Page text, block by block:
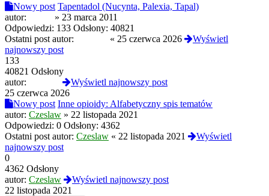
Nowy post Tapentadol (Nucynta, Palexia, Tapal)
autor:
» 23 marca 2011
Odpowiedzi: 133 Odsłony: 40821
Ostatni post autor:
« 25 czerwca 2026
Wyświetl
najnowszy post
133
40821 Odsłony
autor:
Wyświetl najnowszy post
25 czerwca 2026
Nowy post Inne opioidy: Alfabetyczny spis tematów
autor: Czeslaw » 22 listopada 2021
Odpowiedzi: 0 Odsłony: 4362
Ostatni post autor: Czeslaw « 22 listopada 2021
Wyświetl
najnowszy post
0
4362 Odsłony
autor: Czeslaw
Wyświetl najnowszy post
22 listopada 2021